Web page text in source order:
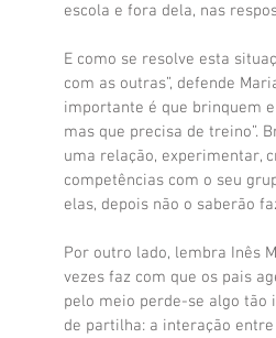
escola e fora dela, nas
E como se resolve esta
com as outras”, defende
importante é que brinquem
mas que precisa de treino”.
uma relação, experimentar,
competências com o seu
elas, depois não o saberão
Por outro lado, lembra Inês
vezes faz com que os pais
pelo meio perde-se algo tão
de partilha: a interação